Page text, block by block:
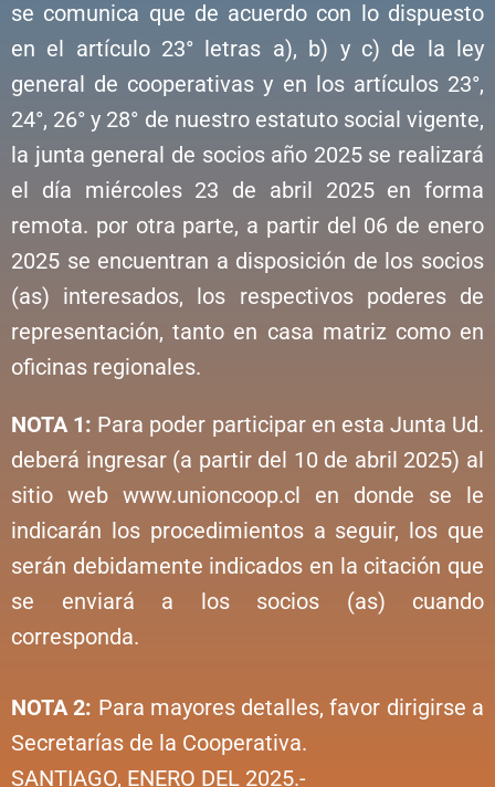
se comunica que de acuerdo con lo dispuesto
en el artículo 23° letras a), b) y c) de la ley
general de cooperativas y en los artículos 23°,
24°, 26° y 28° de nuestro estatuto social vigente,
la junta general de socios año 2025 se realizará
el día miércoles 23 de abril 2025 en forma
remota. por otra parte, a partir del 06 de enero
2025 se encuentran a disposición de los socios
(as) interesados, los respectivos poderes de
representación, tanto en casa matriz como en
oficinas regionales.
NOTA 1: Para poder participar en esta Junta Ud.
deberá ingresar (a partir del 10 de abril 2025) al
sitio web www.unioncoop.cl en donde se le
indicarán los procedimientos a seguir, los que
serán debidamente indicados en la citación que
se enviará a los socios (as) cuando
corresponda.
NOTA 2: Para mayores detalles, favor dirigirse a
Secretarías de la Cooperativa.
SANTIAGO, ENERO DEL 2025.-